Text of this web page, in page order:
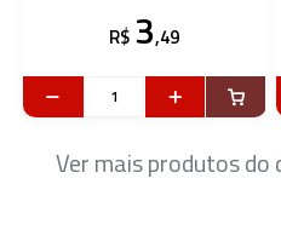
R$ 3,49
Ver mais produtos